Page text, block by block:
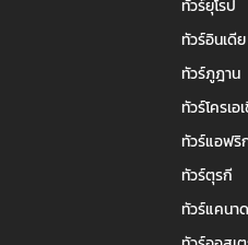
ทัวร์ยุโรป
ทัวร์อินเดีย
ทัวร์ภูฎาน
ทัวร์โครเอ
ทัวร์แอฟริ
ทัวร์ตุรกี
ทัวร์แคนา